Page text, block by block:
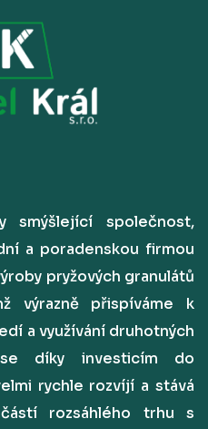
smýšlející společnost,
a poradenskou firmou
pryžových granulátů
výrazně přispíváme k
a využívání druhotných
díky investicím do
rychle rozvíjí a stává
rozsáhlého trhu s